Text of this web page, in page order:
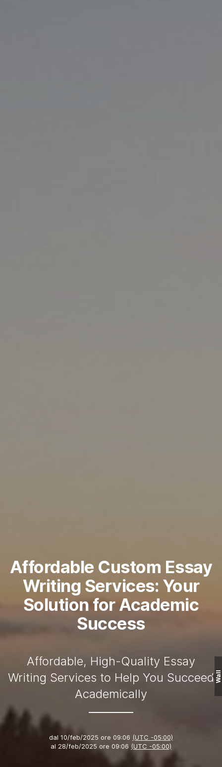
Affordable Custom Essay
Writing Services: Your
Solution for Academic
Success
Affordable, High-Quality Essay
Writing Services to Help You Succeed
Academically
dal 10/feb/2025 ore 09:06 (UTC -05:00)
al 28/feb/2025 ore 09:06 (UTC -05:00)
Wall